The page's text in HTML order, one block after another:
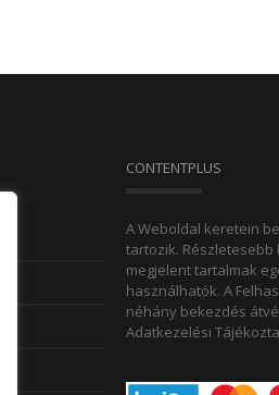
CONTENTPLUS
A Weboldal keretein
tartozik. Részletesebb
megjelent tartalmak
használhatók. A
néhány bekezdés
Adatkezelési